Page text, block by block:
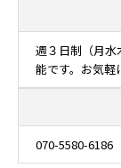
週３日制（月
能です。お気軽
070-5580-6186